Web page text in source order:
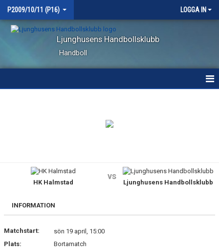
P2009/10/11 (P16) LOGGA IN
Ljunghusens Handbollsklubb
Handboll
TRÄNINGSTIDER
DOKUMENT
HK Halmstad
vs
Ljunghusens Handbollsklubb
INFORMATION
Matchstart:
sön 19 april, 15:00
Plats:
Bortamatch